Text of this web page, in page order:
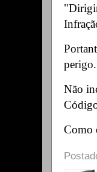
Não
Como